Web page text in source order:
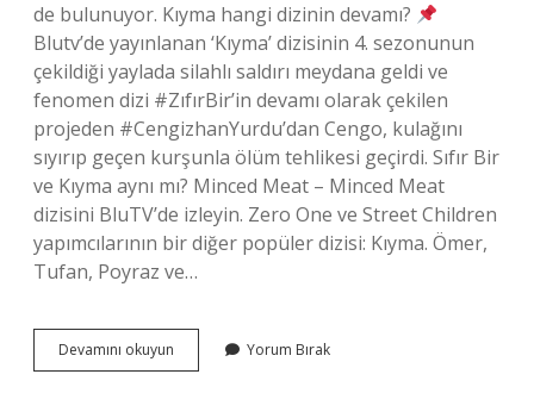
de bulunuyor. Kıyma hangi dizinin devamı?
Blutv’de yayınlanan ‘Kıyma’ dizisinin 4. sezonunun
çekildiği yaylada silahlı saldırı meydana geldi ve
fenomen dizi #ZıfırBir’in devamı olarak çekilen
projeden #CengizhanYurdu’dan Cengo, kulağını
sıyırıp geçen kurşunla ölüm tehlikesi geçirdi. Sıfır Bir
ve Kıyma aynı mı? Minced Meat – Minced Meat
dizisini BluTV’de izleyin. Zero One ve Street Children
yapımcılarının bir diğer popüler dizisi: Kıyma. Ömer,
Tufan, Poyraz ve…
Devamını okuyun
Sıfır
Yorum Bırak